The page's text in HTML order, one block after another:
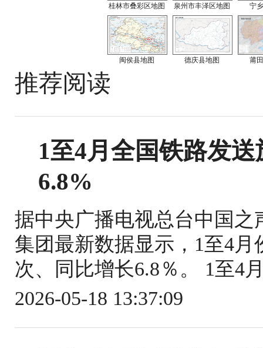
桂林市叠彩区地图 泉州市丰泽区地图 宁
闽侯县地图 德庆县地图 莆
推荐阅读
1至4月全国铁路发
6.8%
据中央广播电视总台中国
集团最新数据显示，1至4月
次、同比增长6.8％。 1至4
2026-05-18 13:37:09